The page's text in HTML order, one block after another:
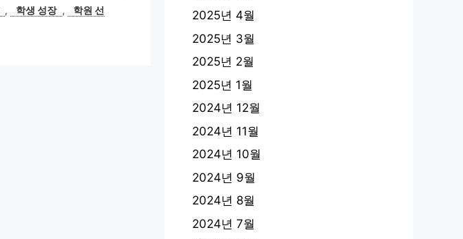
, 학생 성장 ,
학원 선
2025년 4월
2025년 3월
2025년 2월
2025년 1월
2024년 12월
2024년 11월
2024년 10월
2024년 9월
2024년 8월
2024년 7월